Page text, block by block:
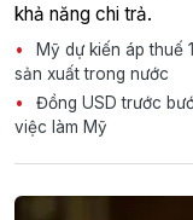
khả năng chi trả.
Mỹ dự kiến áp thuế
sản xuất trong nước
Đồng USD trước
việc làm Mỹ